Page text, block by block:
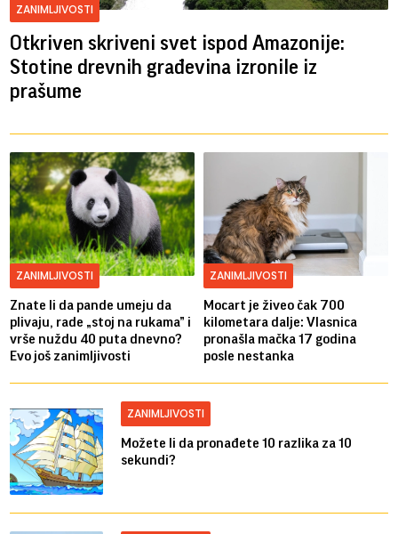
ZANIMLJIVOSTI
Otkriven skriveni svet ispod Amazonije:
Stotine drevnih građevina izronile iz
prašume
ZANIMLJIVOSTI
Znate li da pande umeju da
plivaju, rade „stoj na rukama” i
vrše nuždu 40 puta dnevno?
Evo još zanimljivosti
ZANIMLJIVOSTI
Mocart je živeo čak 700
kilometara dalje: Vlasnica
pronašla mačka 17 godina
posle nestanka
ZANIMLJIVOSTI
Možete li da pronađete 10 razlika za 10
sekundi?